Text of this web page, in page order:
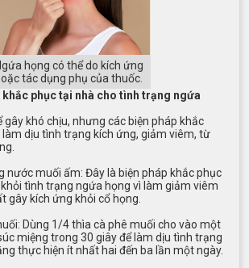
họng có thể do kích ứng
tác dụng phụ của thuốc.
khắc phục tại nhà cho tình trạng ngứa
gây khó chịu, nhưng các biện pháp khắc
dịu tình trạng kích ứng, giảm viêm, từ
nước muối ấm: Đây là biện pháp khắc phục
tình trạng ngứa họng vì làm giảm viêm
gây kích ứng khỏi cổ họng.
Dùng 1/4 thìa cà phê muối cho vào một
miệng trong 30 giây để làm dịu tình trạng
thực hiện ít nhất hai đến ba lần một ngày.